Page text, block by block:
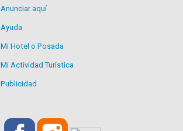
Anunciar aquí
Ayuda
Mi Hotel o Posada
Mi Actividad Turística
Publicidad